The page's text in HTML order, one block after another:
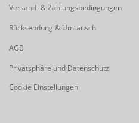
Versand- & Zahlungsbedingungen
Rücksendung & Umtausch
AGB
Privatsphäre und Datenschutz
Cookie Einstellungen